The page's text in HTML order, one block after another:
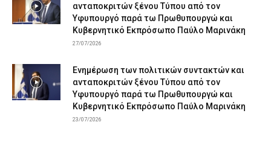
ανταποκριτών ξένου Τύπου από τον
Υφυπουργό παρά τω Πρωθυπουργώ και
Κυβερνητικό Εκπρόσωπο Παύλο Μαρινάκη
27/07/2026
Ενημέρωση των πολιτικών συντακτών και
ανταποκριτών ξένου Τύπου από τον
Υφυπουργό παρά τω Πρωθυπουργώ και
Κυβερνητικό Εκπρόσωπο Παύλο Μαρινάκη
23/07/2026